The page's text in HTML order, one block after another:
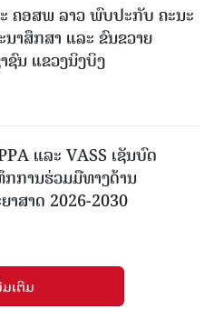
ຄອສພ ລາວ ພົບປະກັບ ຄະນະ
ນາສຶກສາ ແລະ ຂົນຂວາຍ
ຊົນ ແຂວງນິງບິງ
ແລະ VASS ເຊັນບົດ
ການຮ່ວມມືທາງດ້ານ
າສາດ 2026-2030
ເຕີມ